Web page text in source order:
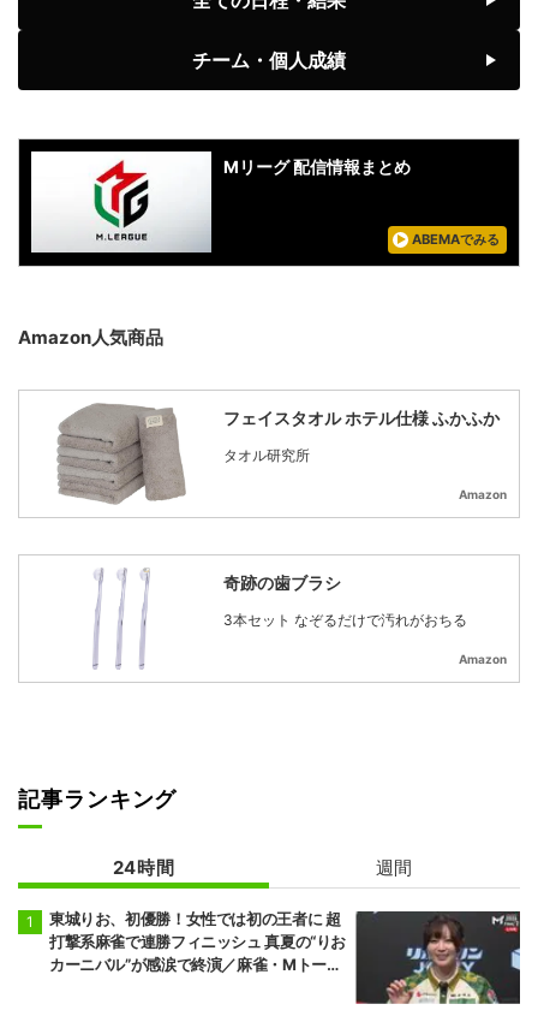
チーム・個人成績
Mリーグ 配信情報まとめ
ABEMAでみる
Amazon人気商品
フェイスタオル ホテル仕様 ふかふか
タオル研究所
Amazon
奇跡の歯ブラシ
3本セット なぞるだけで汚れがおちる
Amazon
記事ランキング
24時間 週間
東城りお、初優勝！女性では初の王者に 超
打撃系麻雀で連勝フィニッシュ 真夏の“りお
カーニバル”が感涙で終演／麻雀・Mトーナ